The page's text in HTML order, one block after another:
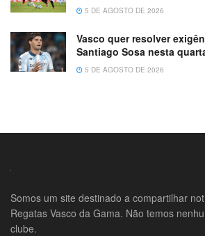
5 DE AGOSTO DE 2026
Vasco quer resolver
Santiago Sosa nesta
5 DE AGOSTO DE 2026
Somos um site destinado a compartilhar
Regatas Vasco da Gama. Não temos
clube.